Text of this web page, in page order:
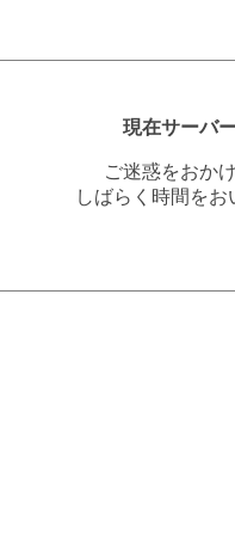
現在サーバ
ご迷惑をおか
しばらく時間を